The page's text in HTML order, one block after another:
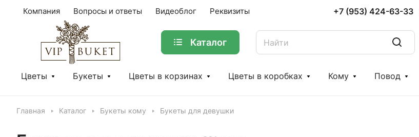
Компания Вопросы и ответы Видеоблог Реквизиты +7 (953) 424-63-33
Каталог
Цветы Букеты Цветы в корзинах Цветы в коробках Кому Повод
Главная Каталог Букеты кому Букеты для девушки